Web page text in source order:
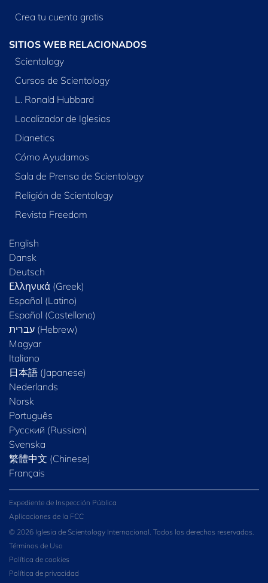
Crea tu cuenta gratis
SITIOS WEB RELACIONADOS
Scientology
Cursos de Scientology
L. Ronald Hubbard
Localizador de Iglesias
Dianetics
Cómo Ayudamos
Sala de Prensa de Scientology
Religión de Scientology
Revista Freedom
English
Dansk
Deutsch
Ελληνικά (Greek)
Español (Latino)
Español (Castellano)
Magyar
Italiano
日本語 (Japanese)
Nederlands
Norsk
Português
Русский (Russian)
Svenska
繁體中文 (Chinese)
Français
Expediente de Inspección Pública
Aplicaciones de la FCC
© 2026 Iglesia de Scientology Internacional. Todos los derechos reservados.
Términos de Uso
Política de cookies
Política de privacidad